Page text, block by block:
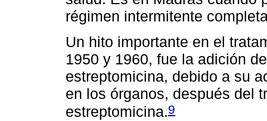
régimen intermitente
Un hito importante en el
1950 y 1960, fue la adición
estreptomicina, debido a su
en los órganos, después del
estreptomicina.9